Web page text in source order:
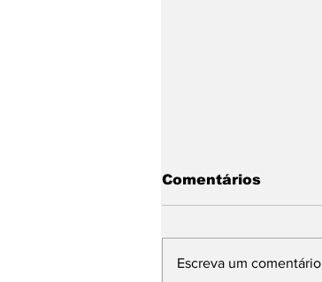
Comentários
Escreva um comentário